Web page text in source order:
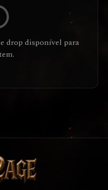
drop disponível para